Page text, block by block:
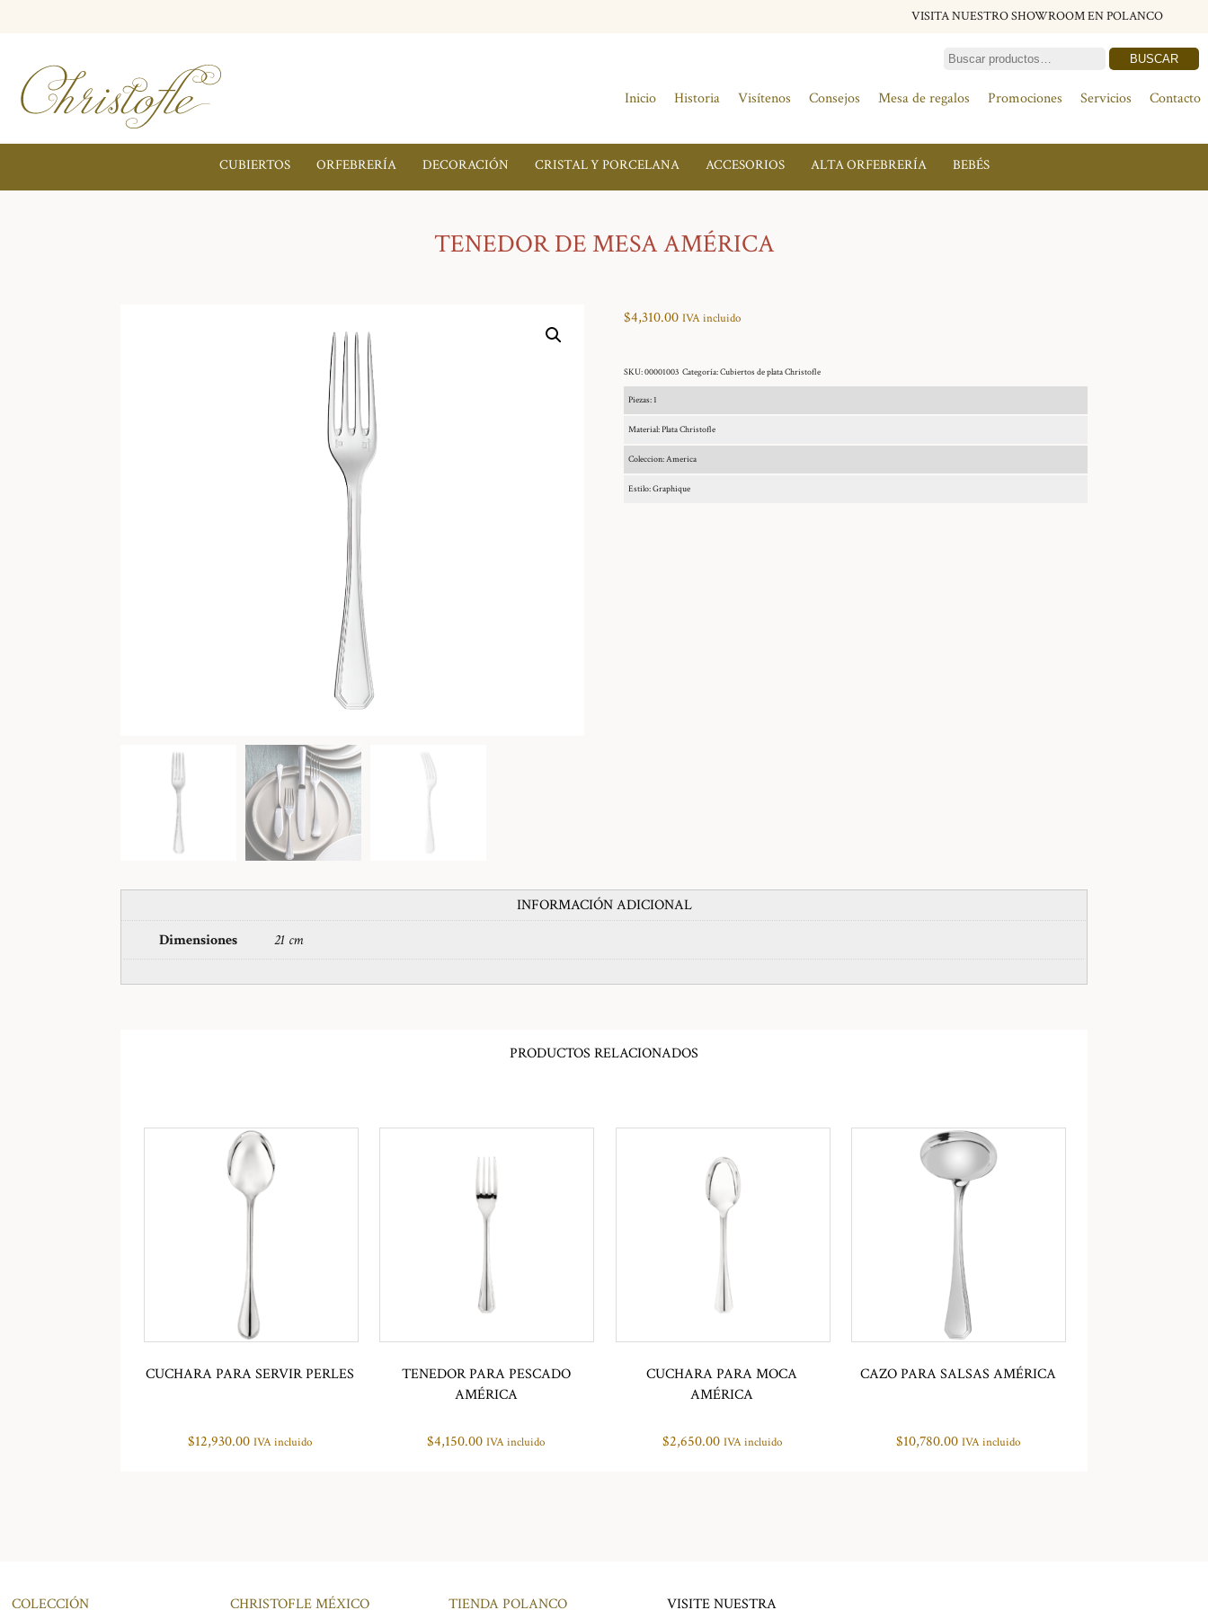
VISITA NUESTRO SHOWROOM EN POLANCO
BUSCAR
Inicio Historia Visítenos Consejos Mesa de regalos Promociones Servicios Contacto
CUBIERTOS ORFEBRERÍA DECORACIÓN CRISTAL Y PORCELANA ACCESORIOS ALTA ORFEBRERÍA BEBÉS
TENEDOR DE MESA AMÉRICA
$4,310.00 IVA incluido
SKU:00001003 Categoría:Cubiertos de plata Christofle
Piezas: 1
Material: Plata Christofle
Coleccion: America
Estilo: Graphique
INFORMACIÓN ADICIONAL
Dimensiones
21 cm
PRODUCTOS RELACIONADOS
CUCHARA PARA SERVIR PERLES
$12,930.00 IVA incluido
TENEDOR PARA PESCADO
AMÉRICA
$4,150.00 IVA incluido
CUCHARA PARA MOCA
AMÉRICA
$2,650.00 IVA incluido
CAZO PARA SALSAS AMÉRICA
$10,780.00 IVA incluido
COLECCIÓN CHRISTOFLE MÉXICO TIENDA POLANCO VISITE NUESTRA